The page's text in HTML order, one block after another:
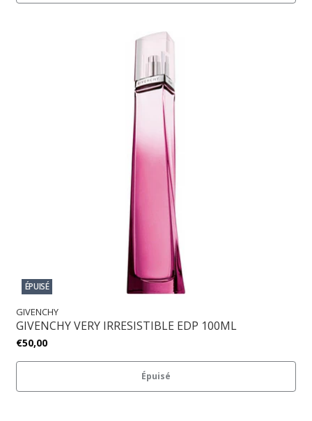
ÉPUISÉ
GIVENCHY
GIVENCHY VERY IRRESISTIBLE EDP 100ML
€50,00
Épuisé